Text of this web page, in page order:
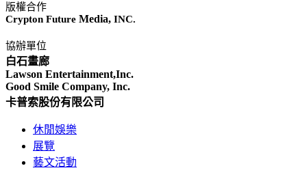
版權合作
Crypton Future Media, INC.
協辦單位
白石畫廊
Lawson Entertainment,Inc.
Good Smile Company, Inc.
卡普索股份有限公司
休閒娛樂
展覽
藝文活動